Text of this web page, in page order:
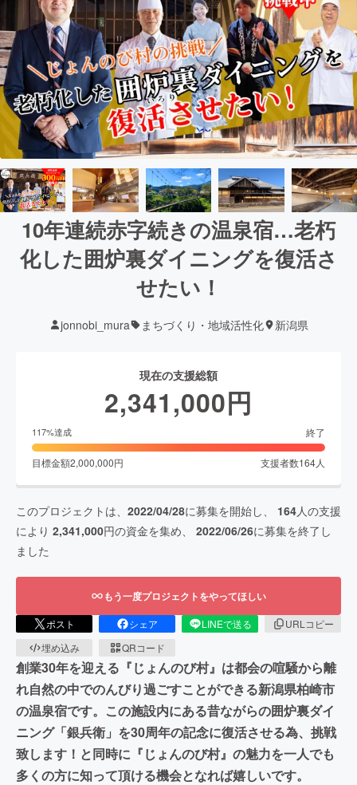
10年連続赤字続きの温泉宿…老朽
化した囲炉裏ダイニングを復活さ
せたい！
jonnobi_mura まちづくり・地域活性化 新潟県
現在の支援総額
2,341,000円
117%達成 終了
目標金額2,000,000円 支援者数164人
このプロジェクトは、 2022/04/28に募集を開始し、 164人の支援
により 2,341,000円の資金を集め、 2022/06/26に募集を終了し
ました
もう一度プロジェクトをやってほしい
ポスト シェア LINEで送る
URLコピー
埋め込み
QRコード
創業30年を迎える『じょんのび村』は都会の喧騒から離
れ自然の中でのんびり過ごすことができる新潟県柏崎市
の温泉宿です。この施設内にある昔ながらの囲炉裏ダイ
ニング「銀兵衛」を30周年の記念に復活させる為、挑戦
致します！と同時に『じょんのび村』の魅力を一人でも
多くの方に知って頂ける機会となれば嬉しいです。